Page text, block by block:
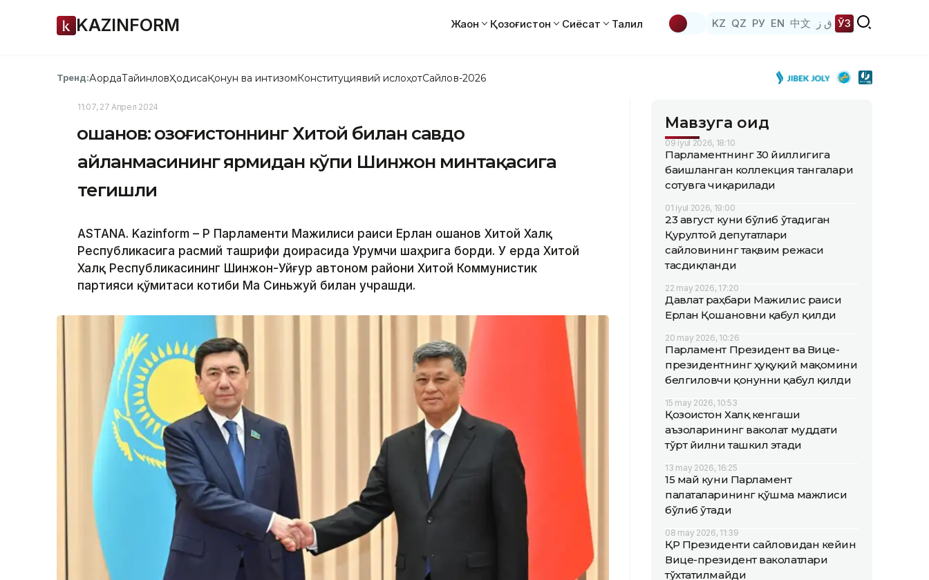
KAZINFORM Жаҳон Қозоғистон Сиёсат Таҳлил KZ QZ РУ EN 中文 ق ز ЎЗ
Тренд:АқордаТайинловҲодисаҚонун ва интизомКонституциявий ислоҳотСайлов-2026
11:07, 27 Апрел 2024
Қошанов: Қозоғистоннинг Хитой билан савдо
айланмасининг ярмидан кўпи Шинжон минтақасига
тегишли
ASTANA. Kazinform – ҚР Парламенти Мажилиси раиси Ерлан Қошанов Хитой Халқ
Республикасига расмий ташрифи доирасида Урумчи шаҳрига борди. У ерда Хитой
Халқ Республикасининг Шинжон-Уйғур автоном райони Хитой Коммунистик
партияси қўмитаси котиби Ма Синьжуй билан учрашди.
Мавзуга оид
09 iyul 2026, 18:10
Парламентнинг 30 йиллигига
бағишланган коллекция тангалари
сотувга чиқарилади
01 iyul 2026, 19:00
23 август куни бўлиб ўтадиган
Қурултой депутатлари
сайловининг тақвим режаси
тасдиқланди
22 may 2026, 17:20
Давлат раҳбари Мажилис раиси
Ерлан Қошановни қабул қилди
20 may 2026, 10:26
Парламент Президент ва Вице-
президентнинг ҳуқуқий мақомини
белгиловчи қонунни қабул қилди
15 may 2026, 10:53
Қозоғистон Халқ кенгаши
аъзоларининг ваколат муддати
тўрт йилни ташкил этади
13 may 2026, 16:25
15 май куни Парламент
палаталарининг қўшма мажлиси
бўлиб ўтади
08 may 2026, 11:39
ҚР Президенти сайловидан кейин
Вице-президент ваколатлари
тўхтатилмайди